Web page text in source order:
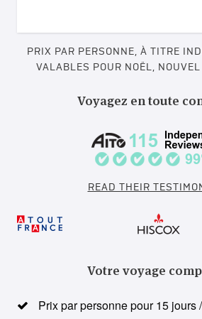
PRIX PAR PERSONNE, À TITRE
VALABLES POUR NOËL,
Voyagez en toute
READ THEIR
Votre voyage
Prix par personne pour 15 jours